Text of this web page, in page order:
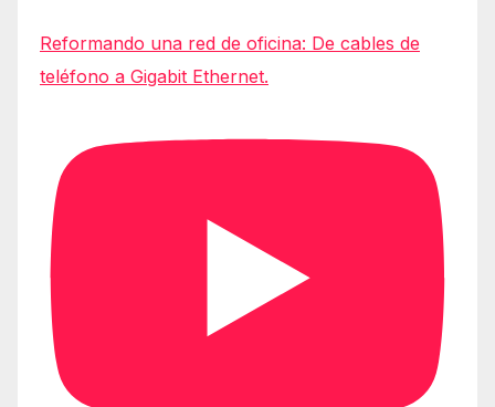
Reformando una red de oficina: De cables de
teléfono a Gigabit Ethernet.